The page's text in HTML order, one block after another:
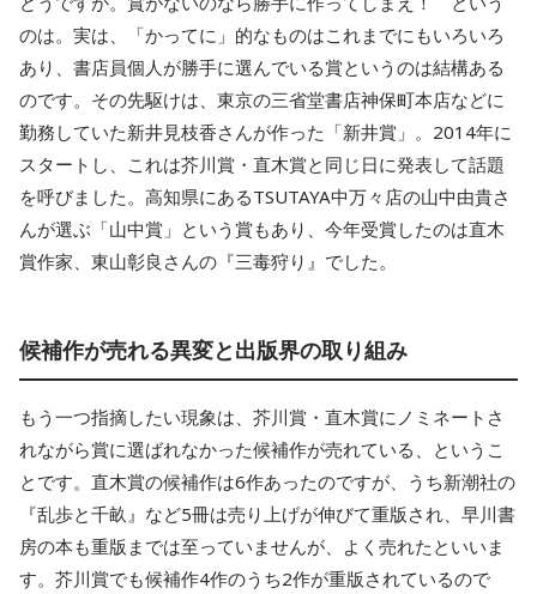
のは。実は、「かってに」的なものはこれまでにもいろいろ
あり、書店員個人が勝手に選んでいる賞というのは結構ある
のです。その先駆けは、東京の三省堂書店神保町本店などに
勤務していた新井見枝香さんが作った「新井賞」。2014年に
スタートし、これは芥川賞・直木賞と同じ日に発表して話題
を呼びました。高知県にあるTSUTAYA中万々店の山中由貴さ
んが選ぶ「山中賞」という賞もあり、今年受賞したのは直木
賞作家、東山彰良さんの『三毒狩り』でした。
候補作が売れる異変と出版界の取り組み
もう一つ指摘したい現象は、芥川賞・直木賞にノミネートさ
れながら賞に選ばれなかった候補作が売れている、というこ
とです。直木賞の候補作は6作あったのですが、うち新潮社の
『乱歩と千畝』など5冊は売り上げが伸びて重版され、早川書
房の本も重版までは至っていませんが、よく売れたといいま
す。芥川賞でも候補作4作のうち2作が重版されているので